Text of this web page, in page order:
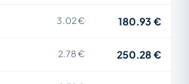
3.02 € 180.93 €
2.78 € 250.28 €